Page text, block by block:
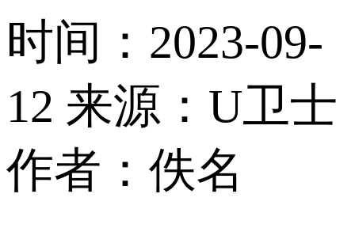
时间：2023-09-
12 来源：U卫士
作者：佚名